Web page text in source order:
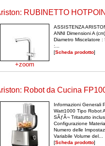
RUBINETTO
+zoom
ASSISTENZA
ANNI Dimensioni A
Diametro Miscelatore
:...
[Scheda prodotto]
Robot da Cucina
Informazioni Generali
Watt1000 Tipo Robot
SÃƒÂ¬ Tritatutto
Configurazione
Numero delle
Variabile Volume del...
[Scheda prodotto]